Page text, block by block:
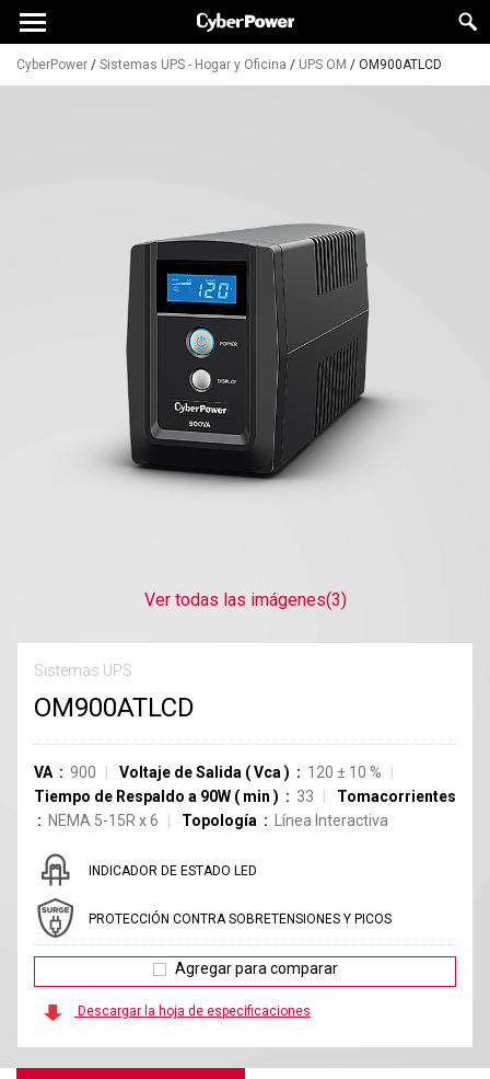
CyberPower / Sistemas UPS - Hogar y Oficina / UPS OM / OM900ATLCD
Ver todas las imágenes(3)
Sistemas UPS
OM900ATLCD
VA 900 Voltaje de Salida (Vca ) 120 ± 10 %
Tiempo de Respaldo a 90W ( min ) 33
Tomacorrientes
NEMA 5-15R x6 Topología Línea Interactiva
INDICADOR DE ESTADO LED
PROTECCIÓN CONTRA SOBRETENSIONES Y PICOS
Agregar para comparar
Descargar la hoja de especificaciones